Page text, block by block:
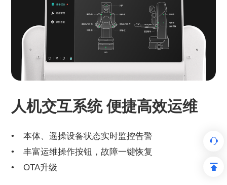
人机交互系统 便捷高效运维
本体、遥操设备状态实时监控告警
丰富运维操作按钮，故障一键恢复
OTA升级